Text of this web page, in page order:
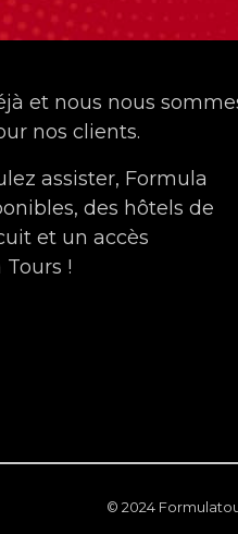
de 15 Grand-Prix de
et nous nous
nos clients.
assister, Formula
des hôtels de
et un accès
!
© 2024